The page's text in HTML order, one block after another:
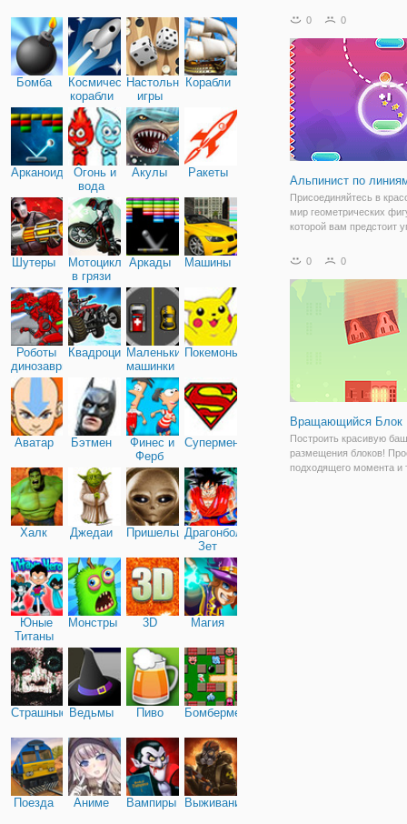
Бомба
Космические
корабли
Настольные
игры
Корабли
Арканоид
Огонь и
вода
Акулы Ракеты
Шутеры
Мотоциклы
в грязи
Аркады Машины
Роботы
динозавры
КвадроциклыМаленькие
машинки
Покемоны
Аватар Бэтмен
Финес и
Ферб
Супермен
Халк Джедаи ПришельцыДрагонболл
Зет
Юные
Титаны
Монстры 3D Магия
Страшные Ведьмы Пиво Бомбермен
Поезда Аниме Вампиры Выживание
весело играть. Вы
персонажем "Fall Guys",
множеством поворотов
0 0
Альпинист по
Присоединяйтесь в
мир геометрических
которой вам предстоит
финиша. Но сделать это
первый взгляд.
такова,
0 0
Вращающийся Блок
Построить красивую
размещения блоков!
подходящего момента и